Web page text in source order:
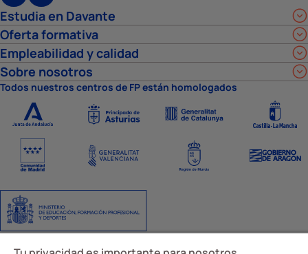
Estudia en Davante
Oferta formativa
Empleabilidad y calidad
Sobre nosotros
Todos nuestros centros de FP están homologados
Aviso LegalPolítica de privacidadPolítica de cookiesAjustes de cookies